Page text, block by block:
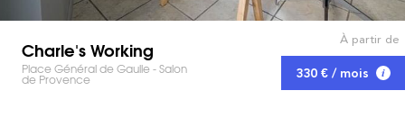
Charle's Working
Place Général de Gaulle - Salon
de Provence
À partir de
330 € / mois